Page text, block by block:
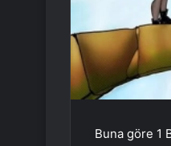
Buna göre 1